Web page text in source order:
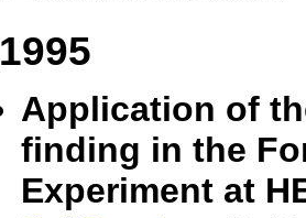
1995
Application of
finding in the
Experiment at